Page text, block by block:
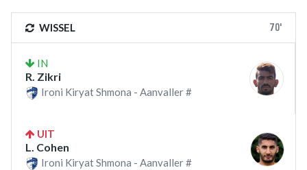
WISSEL 70'
IN
R. Zikri
Ironi Kiryat Shmona - Aanvaller #
UIT
L. Cohen
Ironi Kiryat Shmona - Aanvaller #